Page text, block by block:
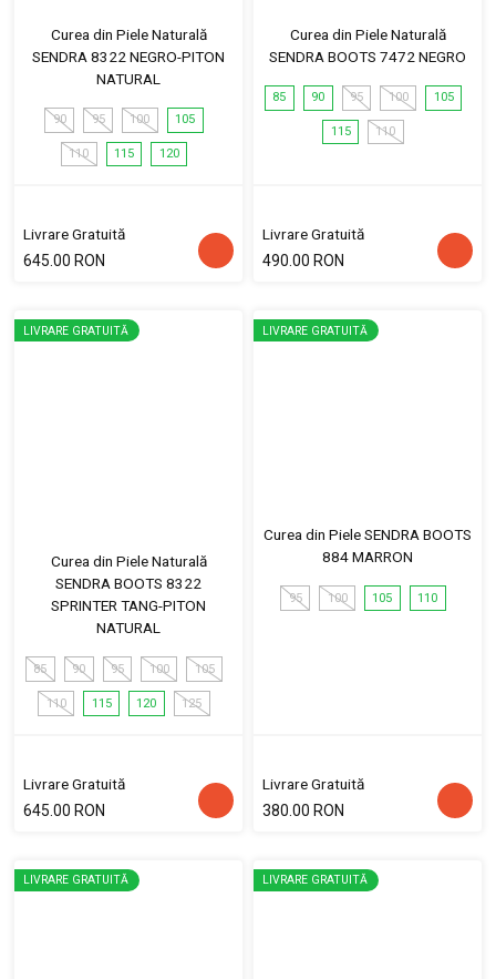
Curea din Piele Naturală
SENDRA 8322 NEGRO-PITON
NATURAL
90 95 100 105
110 115 120
Livrare Gratuită
645.00 RON
Curea din Piele Naturală
SENDRA BOOTS 7472 NEGRO
85 90 95 100 105
115 110
Livrare Gratuită
490.00 RON
LIVRARE GRATUITĂ
Curea din Piele Naturală
SENDRA BOOTS 8322
SPRINTER TANG-PITON
NATURAL
85 90 95 100 105
110 115 120 125
Livrare Gratuită
645.00 RON
LIVRARE GRATUITĂ
Curea din Piele SENDRA BOOTS
884 MARRON
95 100 105 110
Livrare Gratuită
380.00 RON
LIVRARE GRATUITĂ LIVRARE GRATUITĂ